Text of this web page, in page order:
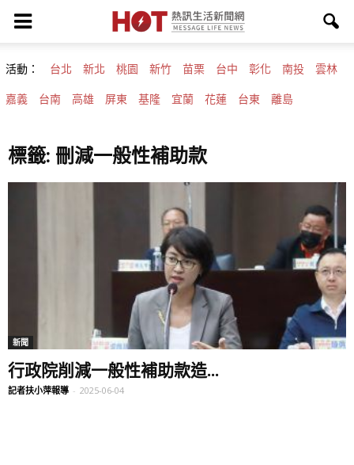
活動： 台北 新北 桃園 新竹 苗栗 台中 彰化 南投 雲林
嘉義 台南 高雄 屏東 基隆 宜蘭 花蓮 台東 離島
標籤: 刪減一般性補助款
新聞
行政院削減一般性補助款造...
記者扶小萍報導 - 2025-06-04